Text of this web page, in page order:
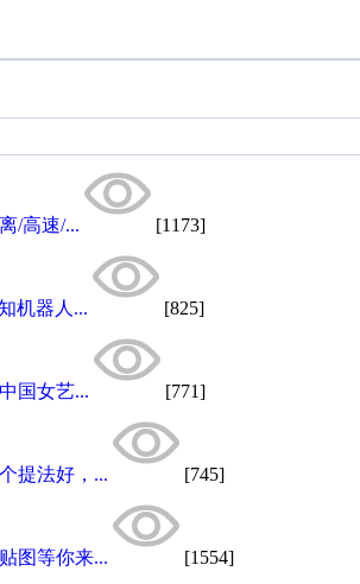
/高速/... [1173]
机器人... [825]
国女艺... [771]
提法好，... [745]
图等你来... [1554]